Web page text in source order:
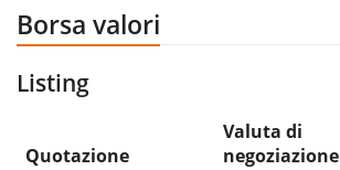
Borsa valori
Listing
Quotazione
Valuta di
negoziazione